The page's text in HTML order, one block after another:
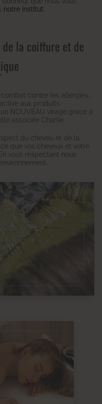
notre institut.
la coiffure et de
contre les allergies...
aux produits
NOUVEAU virage grace à
associée Charlie .
du cheveu et de la
que vos cheveux et votre
vous respectant nous